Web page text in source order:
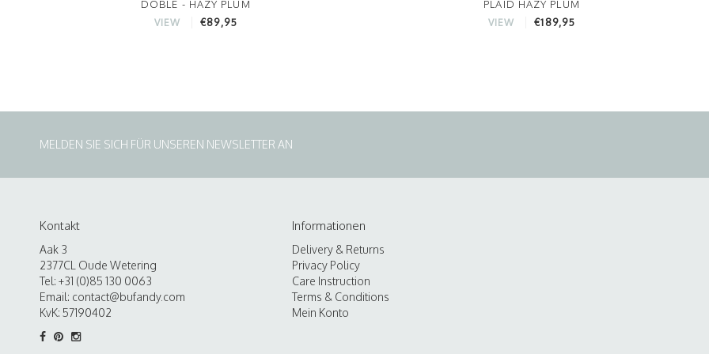
DOBLE - HAZY PLUM
VIEW €89,95
PLAID HAZY PLUM
VIEW €189,95
MELDEN SIE SICH FÜR UNSEREN NEWSLETTER AN
Kontakt
Aak 3
2377CL Oude Wetering
Tel: +31 (0)85 130 0063
Email: contact@bufandy.com
KvK: 57190402
Informationen
Delivery & Returns
Privacy Policy
Care Instruction
Terms & Conditions
Mein Konto